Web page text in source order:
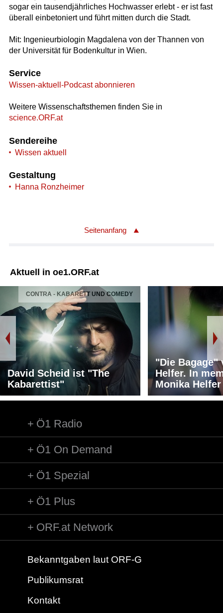
sogar ein tausendjährliches Hochwasser erlebt - er ist fast
überall einbetoniert und führt mitten durch die Stadt.
Mit: Ingenieurbiologin Magdalena von der Thannen von
der Universität für Bodenkultur in Wien.
Service
Wissen-aktuell-Podcast abonnieren
Weitere Wissenschaftsthemen finden Sie in
science.ORF.at
Sendereihe
Wissen aktuell
Gestaltung
Hanna Ronzheimer
Seitenanfang
Aktuell in oe1.ORF.at
CONTRA - KABARETT UND COMEDY
David Scheid ist "The
Kabarettist"
"Die Bagage"
Helfer. In
Monika Helfer
Ö1 Radio
Ö1 On Demand
Ö1 Spezial
Ö1 Plus
ORF.at Network
Bekanntgaben laut ORF-G
Publikumsrat
Kontakt